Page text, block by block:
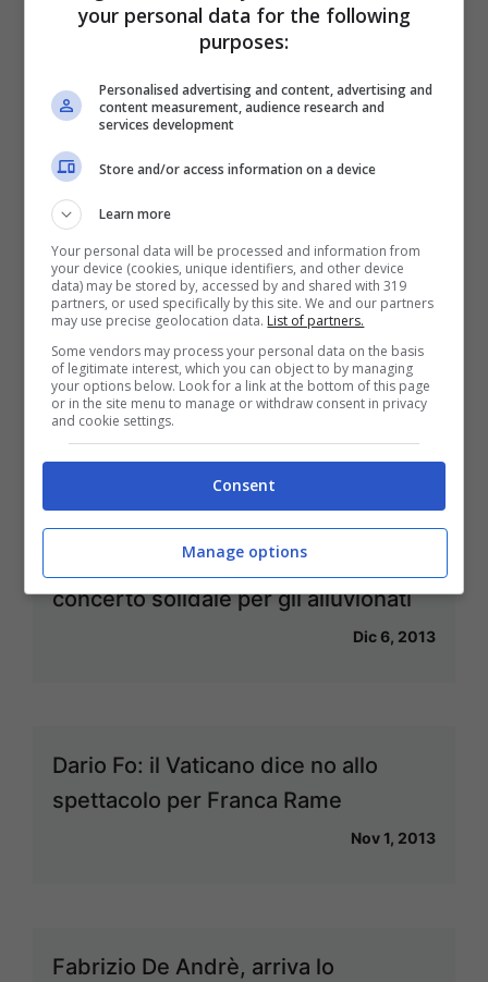
Spettacolo Serie B, tanti goal ed
emozioni. Palermo campione
d’inverno
Marlene Kuntz, una musica per “La
signorina Else”
“Sardegna chiama Bologna”,
concerto solidale per gli alluvionati
Dic 6, 2013
Dario Fo: il Vaticano dice no allo
spettacolo per Franca Rame
Nov 1, 2013
Fabrizio De Andrè, arriva lo
your personal data for the following
purposes:
Personalised advertising and content, advertising and
content measurement, audience research and
services development
Store and/or access information on a device
Learn more
Your personal data will be processed and information from
your device (cookies, unique identifiers, and other device
data) may be stored by, accessed by and shared with 319
partners, or used specifically by this site. We and our partners
may use precise geolocation data. List of partners.
Some vendors may process your personal data on the basis
of legitimate interest, which you can object to by managing
your options below. Look for a link at the bottom of this page
or in the site menu to manage or withdraw consent in privacy
and cookie settings.
Consent
Manage options